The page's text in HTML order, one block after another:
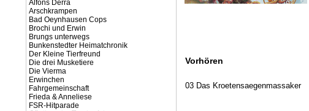
Alfons Derra
Arschkrampen
Bad Oeynhausen Cops
Brochi und Erwin
Brungs unterwegs
Bunkenstedter Heimatchronik
Der Kleine Tierfreund
Die drei Musketiere
Die Vierma
Erwinchen
Fahrgemeinschaft
Frieda & Anneliese
FSR-Hitparade
Vorhören
03 Das Kroetensaegenmassaker